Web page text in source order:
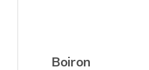
Boiron